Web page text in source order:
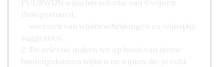
PUURWIJN wijnclub selectie van 6 wijnen
thuisgestuurd,
voorzien van wijnbeschrijvingen en wijnspijs
suggesties.
2. De selectie maken we op basis van nieuw
binnengekomen wijnen en wijnen die je echt